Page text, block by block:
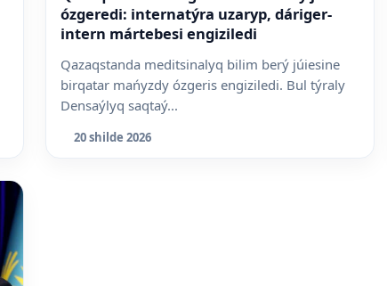
ózgeredi: internatýra uzaryp, dáriger-
intern mártebesi engiziledi
Qazaqstanda meditsinalyq bilim berý júiesine
birqatar mańyzdy ózgeris engiziledi. Bul týraly
Densaýlyq saqtaý...
20 shilde 2026